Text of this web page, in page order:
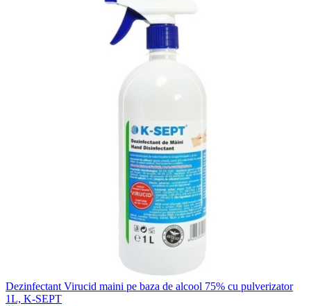
Dezinfectant Virucid maini pe baza de alcool 75% cu pulverizator
1L, K-SEPT